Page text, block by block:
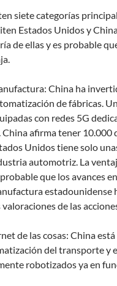
siete categorías
Estados Unidos y
de ellas y es probable
China ha
de fábricas.
con redes 5G
China afirma tener 10.000
Unidos tiene solo
automotriz. La
que los avances
estadounidense
valoraciones de las
de las cosas: China
del transporte y
robotizados ya en